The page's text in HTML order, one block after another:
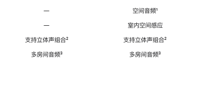
—
—
支持立体声组合脚
²
多房间音频脚
³
空间音频脚
¹
室内空间感应
支持立体声组合脚
²
多房间音频脚
³